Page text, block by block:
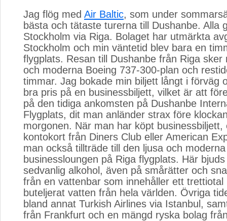
Jag flög med Air Baltic, som under
bästa och tätaste turerna till Dushanbe. Alla
Stockholm via Riga. Bolaget har utmärkta
Stockholm och min väntetid blev bara en
flygplats. Resan till Dushanbe från Riga sker
och moderna Boeing 737-300-plan och
timmar. Jag bokade min biljett långt i förväg
bra pris på en businessbiljett, vilket är att
på den tidiga ankomsten på Dushanbe
Flygplats, dit man anländer strax före
morgonen. När man har köpt businessbiljett,
kontokort från Diners Club eller American
man också tillträde till den ljusa och moderna
businessloungen på Riga flygplats. Här
sedvanlig alkohol, även på smårätter och
från en vattenbar som innehåller ett trettiotal
buteljerat vatten från hela världen. Övriga
bland annat Turkish Airlines via Istanbul,
från Frankfurt och en mängd ryska bolag